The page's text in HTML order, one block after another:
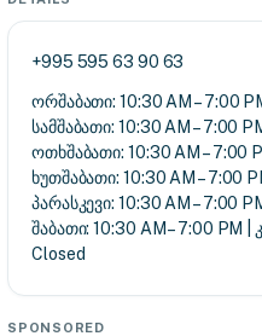
+995 595 63 90 63
ორშაბათი: 10:30 AM – 7:00
სამშაბათი: 10:30 AM – 7:00 PM
ოთხშაბათი: 10:30 AM – 7:00
ხუთშაბათი: 10:30 AM – 7:00
პარასკევი: 10:30 AM – 7:00 PM
შაბათი: 10:30 AM – 7:00 PM |
Closed
SPONSORED